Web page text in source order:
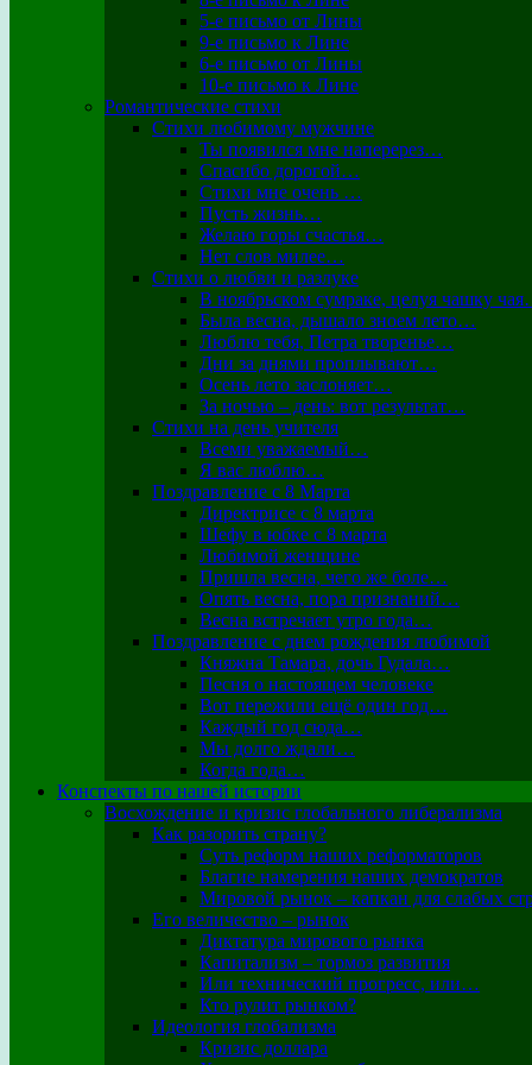
5-е письмо от Лины
9-е письмо к Лине
6-е письмо от Лины
10-е письмо к Лине
Романтические стихи
Стихи любимому мужчине
Ты появился мне наперерез…
Спасибо дорогой…
Стихи мне очень …
Пусть жизнь…
Желаю горы счастья…
Нет слов милее…
Стихи о любви и разлуке
В ноябрьском сумраке, целуя чашку
Была весна, дышало зноем лето…
Люблю тебя, Петра творенье…
Дни за днями проплывают…
Осень лето заслоняет…
За ночью – день: вот результат…
Стихи на день учителя
Всеми уважаемый…
Я вас люблю…
Поздравление с 8 Марта
Директрисе с 8 марта
Шефу в юбке с 8 марта
Любимой женщине
Пришла весна, чего же боле…
Опять весна, пора признаний…
Весна встречает утро года…
Поздравление с днем рождения любимой
Княжна Тамара, дочь Гудала…
Песня о настоящем человеке
Вот пережили ещё один год…
Каждый год сюда…
Мы долго ждали…
Когда года…
Конспекты по нашей истории
Восхождение и кризис глобального либерализма
Как разорить страну?
Суть реформ наших реформаторов
Благие намерения наших демократов
Мировой рынок – капкан для слабых
Его величество – рынок
Диктатура мирового рынка
Капитализм – тормоз развития
Или технический прогресс, или…
Кто рулит рынком?
Идеология глобализма
Кризис доллара